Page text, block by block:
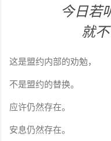
今日若
就不
这是盟约内部的劝勉，
不是盟约的替换。
应许仍然存在。
安息仍然存在。